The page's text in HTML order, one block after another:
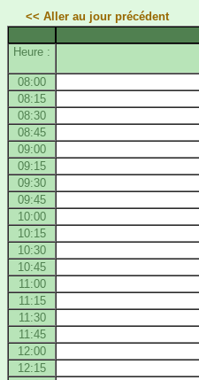
<< Aller au jour précédent
Heure :
08:00
08:15
08:30
08:45
09:00
09:15
09:30
09:45
10:00
10:15
10:30
10:45
11:00
11:15
11:30
11:45
12:00
12:15